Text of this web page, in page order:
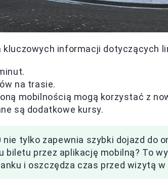
kluczowych informacji dotyczących
na trasie.
mobilnością mogą korzystać z
są dodatkowe kursy.
tylko zapewnia szybki dojazd do
biletu przez aplikację mobilną? To
i oszczędza czas przed wizytą w